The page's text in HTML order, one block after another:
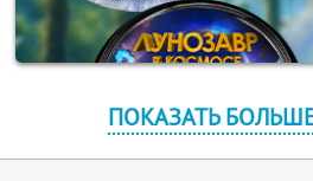
ПОКАЗАТЬ